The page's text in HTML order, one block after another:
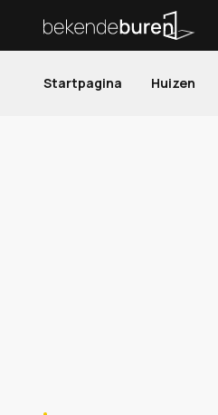
Startpagina Huizen